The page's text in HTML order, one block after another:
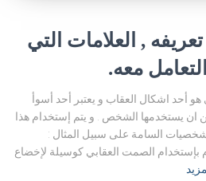
, العلامات التي
معه.
أحد اشكال العقاب و يعتبر أحد أسوأ
ان يستخدمها الشخص . و يتم إستخدام هذا
السامة على سبيل المثال :
الصمت العقابي كوسيلة لإخضاع